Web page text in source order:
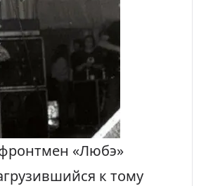
«Любэ»
к тому